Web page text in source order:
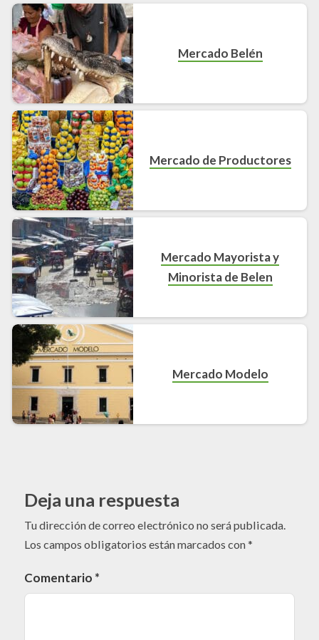
Mercado Belén
Mercado de Productores
Mercado Mayorista y
Minorista de Belen
Mercado Modelo
Deja una respuesta
Tu dirección de correo electrónico no será publicada.
Los campos obligatorios están marcados con*
Comentario *